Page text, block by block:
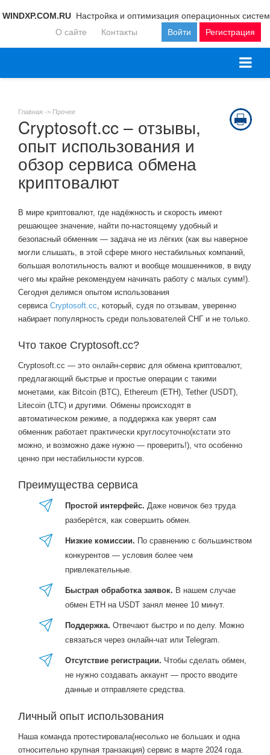
WINDXP.COM.RU Настройка и оптимизация операционных систем
Войти
Регистрация
О сайте Контакты
Главная -> Прочее
Cryptosoft.cc – отзывы,
опыт использования и
обзор сервиса обмена
криптовалют
В мире криптовалют, где надёжность и скорость имеют
решающее значение, найти по-настоящему удобный и
безопасный обменник — задача не из лёгких (как вы наверное
могли слышать, в этой сфере много нестабильных компаний,
большая волотильность валют и вообще мошшенников, в виду
чего мы крайне рекомендуем начинать работу с малых сумм!).
Сегодня делимся опытом использования
сервиса Cryptosoft.cc, который, судя по отзывам, уверенно
набирает популярность среди пользователей СНГ и не только.
Что такое Cryptosoft.cc?
Cryptosoft.cc — это онлайн-сервис для обмена криптовалют,
предлагающий быстрые и простые операции с такими
монетами, как Bitcoin (BTC), Ethereum (ETH), Tether (USDT),
Litecoin (LTC) и другими. Обмены происходят в
автоматическом режиме, а поддержка как уверят сам
обменник работает практически круглосуточно(кстати это
можно, и возможно даже нужно — проверить!), что особенно
ценно при нестабильности курсов.
Преимущества сервиса
Простой интерфейс. Даже новичок без труда
разберётся, как совершить обмен.
Низкие комиссии. По сравнению с большинством
конкурентов — условия более чем
привлекательные.
Быстрая обработка заявок. В нашем случае
обмен ETH на USDT занял менее 10 минут.
Поддержка. Отвечают быстро и по делу. Можно
связаться через онлайн-чат или Telegram.
Отсутствие регистрации. Чтобы сделать обмен,
не нужно создавать аккаунт — просто вводите
данные и отправляете средства.
Личный опыт использования
Наша команда протестировала(несолько не больших и одна
относительно крупная транзакция) сервис в марте 2024 года.